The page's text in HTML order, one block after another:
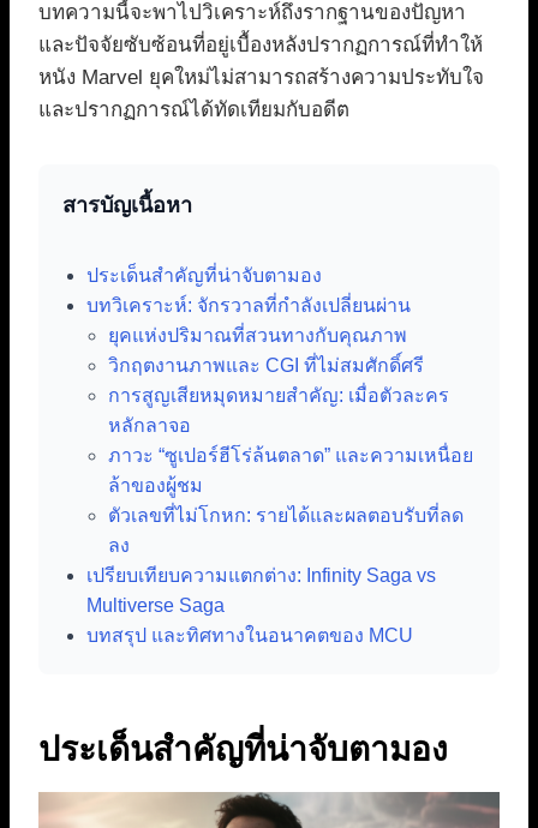
บทความนี้จะพาไปวิเคราะห์ถึงรากฐานของปัญหา
และปัจจัยซับซ้อนที่อยู่เบื้องหลังปรากฏการณ์ที่ทำให้
หนัง Marvel ยุคใหม่ไม่สามารถสร้างความประทับใจ
และปรากฏการณ์ได้ทัดเทียมกับอดีต
สารบัญเนื้อหา
ประเด็นสำคัญที่น่าจับตามอง
บทวิเคราะห์: จักรวาลที่กำลังเปลี่ยนผ่าน
ยุคแห่งปริมาณที่สวนทางกับคุณภาพ
วิกฤตงานภาพและ CGI ที่ไม่สมศักดิ์ศรี
การสูญเสียหมุดหมายสำคัญ: เมื่อตัวละคร
หลักลาจอ
ภาวะ “ซูเปอร์ฮีโร่ล้นตลาด” และความเหนื่อย
ล้าของผู้ชม
ตัวเลขที่ไม่โกหก: รายได้และผลตอบรับที่ลด
ลง
เปรียบเทียบความแตกต่าง: Infinity Saga vs
Multiverse Saga
บทสรุป และทิศทางในอนาคตของ MCU
ประเด็นสำคัญที่น่าจับตามอง